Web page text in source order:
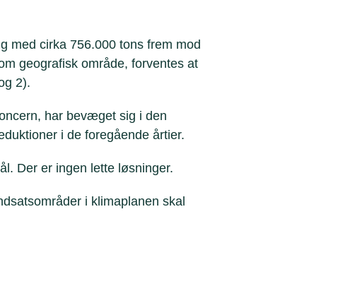
med cirka 756.000 tons frem mod
geografisk område, forventes at
2).
har bevæget sig i den
i de foregående årtier.
Der er ingen lette løsninger.
i klimaplanen skal